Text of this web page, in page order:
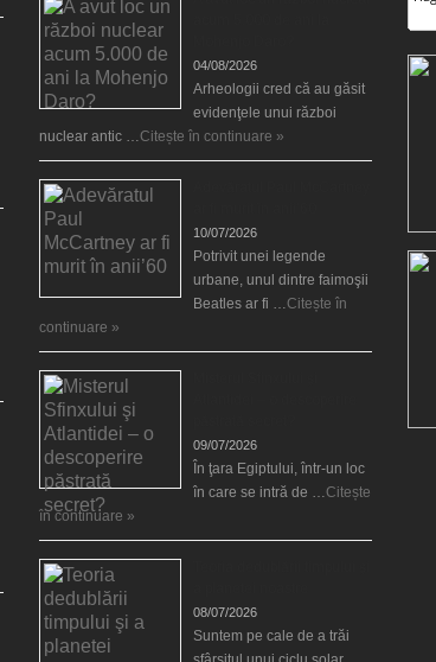
04/08/2026
Arheologii cred că au găsit
evidenţele unui război
nuclear antic …Citește în continuare »
10/07/2026
Potrivit unei legende
urbane, unul dintre faimoşii
Beatles ar fi …Citește în
continuare »
09/07/2026
În ţara Egiptului, într-un loc
în care se intră de …Citește
în continuare »
08/07/2026
Suntem pe cale de a trăi